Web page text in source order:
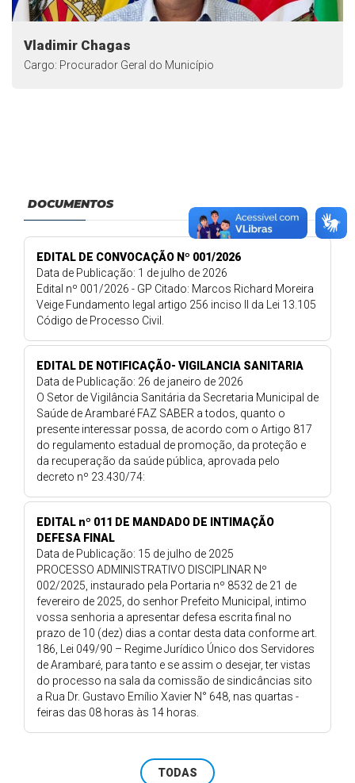
Vladimir Chagas
Cargo: Procurador Geral do Município
DOCUMENTOS
EDITAL DE CONVOCAÇÃO Nº 001/2026
Data de Publicação: 1 de julho de 2026
Edital nº 001/2026 - GP Citado: Marcos Richard Moreira
Veige Fundamento legal artigo 256 inciso II da Lei 13.105
Código de Processo Civil.
EDITAL DE NOTIFICAÇÃO- VIGILANCIA SANITARIA
Data de Publicação: 26 de janeiro de 2026
O Setor de Vigilância Sanitária da Secretaria Municipal de
Saúde de Arambaré FAZ SABER a todos, quanto o
presente interessar possa, de acordo com o Artigo 817
do regulamento estadual de promoção, da proteção e
da recuperação da saúde pública, aprovada pelo
decreto nº 23.430/74:
EDITAL nº 011 DE MANDADO DE INTIMAÇÃO
DEFESA FINAL
Data de Publicação: 15 de julho de 2025
PROCESSO ADMINISTRATIVO DISCIPLINAR Nº
002/2025, instaurado pela Portaria nº 8532 de 21 de
fevereiro de 2025, do senhor Prefeito Municipal, intimo
vossa senhoria a apresentar defesa escrita final no
prazo de 10 (dez) dias a contar desta data conforme art.
186, Lei 049/90 – Regime Jurídico Único dos Servidores
de Arambaré, para tanto e se assim o desejar, ter vistas
do processo na sala da comissão de sindicâncias sito
a Rua Dr. Gustavo Emílio Xavier N° 648, nas quartas -
feiras das 08 horas às 14 horas.
TODAS